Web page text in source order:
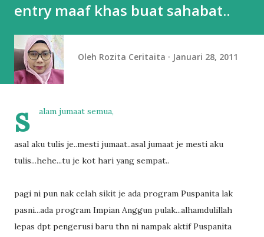
entry maaf khas buat sahabat..
Oleh Rozita Ceritaita Januari 28, 2011
s alam jumaat semua,
asal aku tulis je..mesti jumaat..asal jumaat je mesti aku
tulis...hehe...tu je kot hari yang sempat..
pagi ni pun nak celah sikit je ada program Puspanita lak
pasni...ada program Impian Anggun pulak...alhamdulillah
lepas dpt pengerusi baru thn ni nampak aktif Puspanita